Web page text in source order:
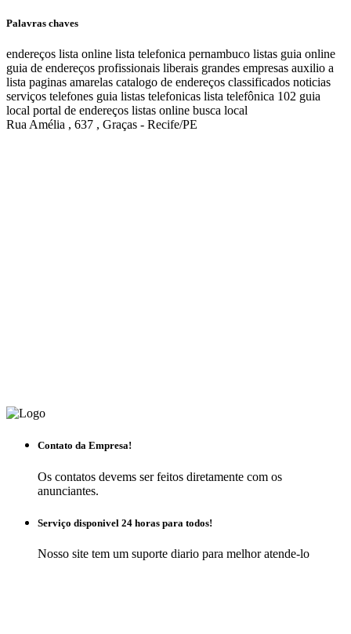
Palavras chaves
endereços lista online lista telefonica pernambuco listas guia online
guia de endereços profissionais liberais grandes empresas auxilio a
lista paginas amarelas catalogo de endereços classificados noticias
serviços telefones guia listas telefonicas lista telefônica 102 guia
local portal de endereços listas online busca local
Rua Amélia , 637 , Graças - Recife/PE
Contato da Empresa!
Os contatos devems ser feitos diretamente com os
anunciantes.
Serviço disponivel 24 horas para todos!
Nosso site tem um suporte diario para melhor atende-lo